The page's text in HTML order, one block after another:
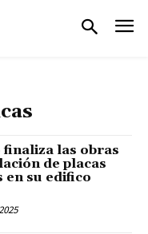
las obras
de placas
en su edifico